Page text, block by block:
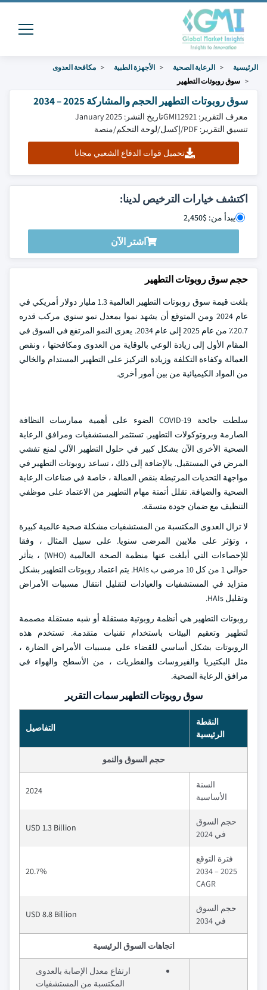
الرئيسية الرعاية الصحية الأجهزة الطبية
مكافحة العدوى
سوق روبوتات التطهير
سوق روبوتات التطهير الحجم والمشاركة 2025 – 2034
معرف التقرير: GMI12921
تاريخ النشر: January 2025
تنسيق التقرير: PDF/إكسل/لوحة التحكم/منصة
تحميل قوات الدفاع الشعبي مجانا
اكتشف خيارات الترخيص لدينا:
يبدأ من: $2,450
اشتر الآن
حجم سوق روبوتات التطهير
بلغت قيمة سوق روبوتات التطهير العالمية 1.3 مليار دولار أمريكي في
عام 2024 ومن المتوقع أن يشهد نموا بمعدل نمو سنوي مركب قدره
20.7٪ من عام 2025 إلى عام 2034. يعزى النمو المرتفع في السوق في
المقام الأول إلى زيادة الوعي بالوقاية من العدوى ومكافحتها ، ونقص
العمالة وكفاءة التكلفة وزيادة التركيز على التطهير المستدام والخالي
من المواد الكيميائية من بين أمور أخرى.
سلطت جائحة COVID-19 الضوء على أهمية ممارسات النظافة
الصارمة وبروتوكولات التطهير. تستثمر المستشفيات ومرافق الرعاية
الصحية الأخرى الآن بشكل كبير في حلول التطهير الآلي لمنع تفشي
المرض في المستقبل. بالإضافة إلى ذلك ، تساعد روبوتات التطهير في
مواجهة التحديات المرتبطة بنقص العمالة ، خاصة في صناعات الرعاية
الصحية والضيافة. تقلل أتمتة مهام التطهير من الاعتماد على موظفي
التنظيف مع ضمان جودة متسقة.
لا تزال العدوى المكتسبة من المستشفيات مشكلة صحية عالمية كبيرة
، وتؤثر على ملايين المرضى سنويا. على سبيل المثال ، وفقا
للإحصاءات التي أبلغت عنها منظمة الصحة العالمية (WHO) ، يتأثر
حوالي 1 من كل 10 مرضى ب HAIs. يتم اعتماد روبوتات التطهير بشكل
متزايد في المستشفيات والعيادات لتقليل انتقال مسببات الأمراض
وتقليل HAIs.
روبوتات التطهير هي أنظمة روبوتية مستقلة أو شبه مستقلة مصممة
لتطهير وتعقيم البيئات باستخدام تقنيات متقدمة. تستخدم هذه
الروبوتات بشكل أساسي للقضاء على مسببات الأمراض الضارة ،
مثل البكتيريا والفيروسات والفطريات ، من الأسطح والهواء في
مرافق الرعاية الصحية.
سوق روبوتات التطهير سمات التقرير
النقطة
الرئيسية
التفاصيل
حجم السوق والنمو
السنة
الأساسية
2024
حجم السوق
في 2024
USD 1.3 Billion
فترة التوقع
2025 – 2034
CAGR
20.7%
حجم السوق
في 2034
USD 8.8 Billion
اتجاهات السوق الرئيسية
ارتفاع معدل الإصابة بالعدوى
المكتسبة من المستشفيات